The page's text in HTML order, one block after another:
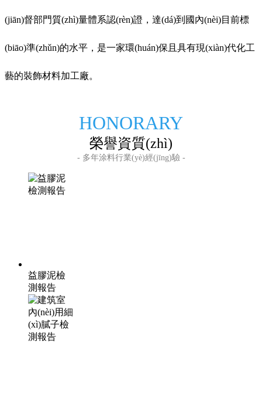
(jiān)督部門質(zhì)量體系認(rèn)證，達(dá)到國內(nèi)目前標
(biāo)準(zhǔn)的水平，是一家環(huán)保且具有現(xiàn)代化工
藝的裝飾材料加工廠。
HONORARY
榮譽資質(zhì)
- 多年涂料行業(yè)經(jīng)驗 -
益膠泥檢
測報告